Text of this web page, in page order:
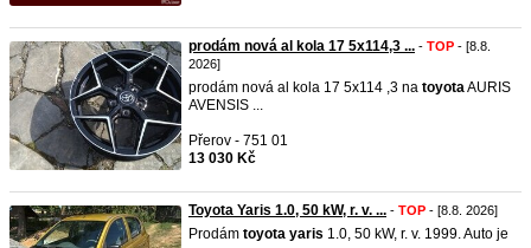
prodám nová al kola 17 5x114,3 ... - TOP - [8.8.
2026]
prodám nová al kola 17 5x114 ,3 na toyotaAURIS
AVENSIS ...
Přerov - 751 01
13 030 Kč
Toyota Yaris 1.0, 50 kW, r. v. ... - TOP - [8.8. 2026]
Prodám toyota yaris 1.0, 50 kW, r. v. 1999. Auto je